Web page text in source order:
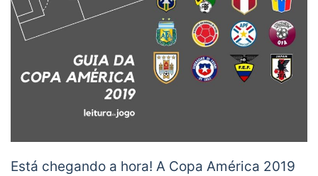
Está chegando a hora! A Copa América 2019